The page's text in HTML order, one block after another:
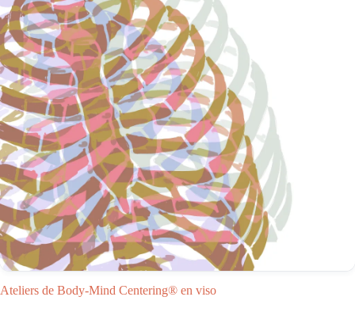
Ateliers de Body-Mind Centering® en viso